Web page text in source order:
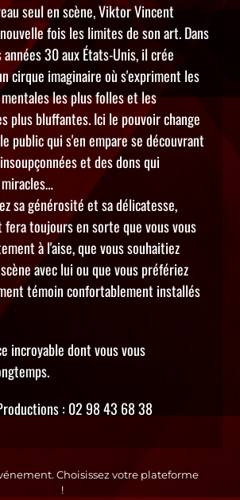
seul en scène, Viktor Vincent
fois les limites de son art. Dans
années 30 aux États-Unis, il crée
cirque imaginaire où s'expriment les
les plus folles et les
plus bluffantes. Ici le pouvoir change
public qui s'en empare se découvrant
et des dons qui
sa générosité et sa délicatesse,
toujours en sorte que vous vous
à l'aise, que vous souhaitiez
avec lui ou que vous préfériez
témoin confortablement installés
incroyable dont vous vous
: 02 98 43 68 38
Choisissez votre plateforme
!